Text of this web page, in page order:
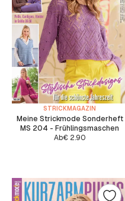
STRICKMAGAZIN
Meine Strickmode Sonderheft
MS 204 - Frühlingsmaschen
Ab€2.90